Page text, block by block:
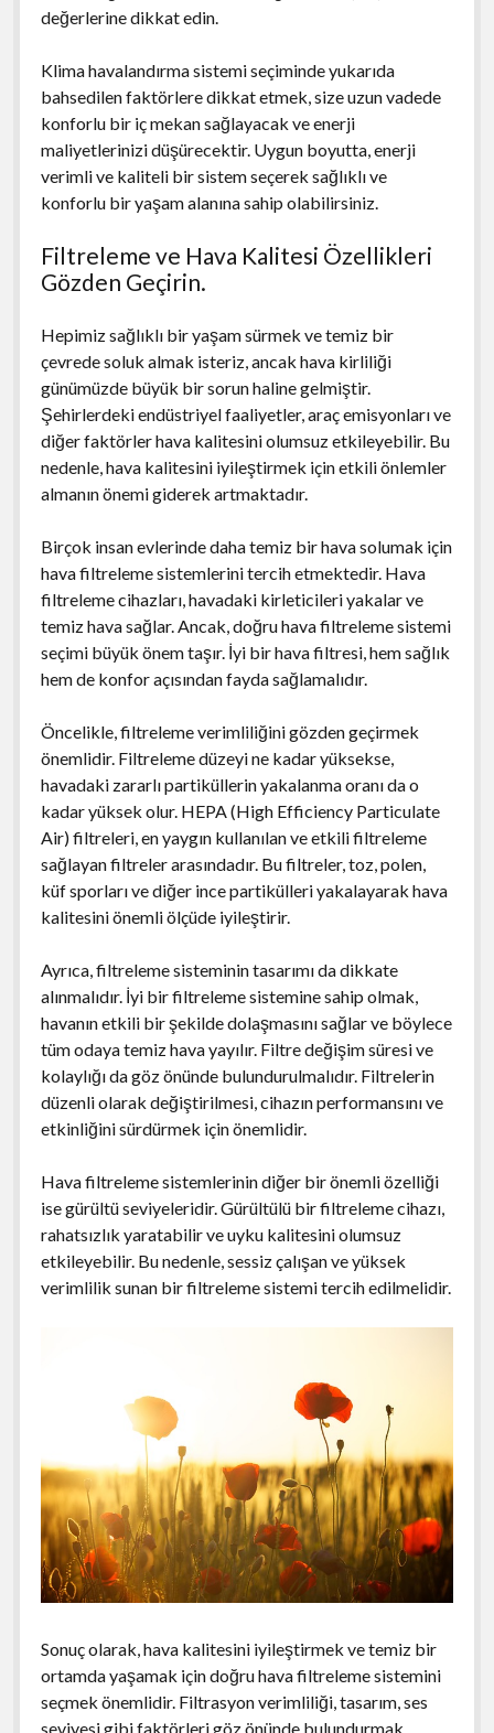
değerlerine dikkat edin.
Klima havalandırma sistemi seçiminde yukarıda
bahsedilen faktörlere dikkat etmek, size uzun vadede
konforlu bir iç mekan sağlayacak ve enerji
maliyetlerinizi düşürecektir. Uygun boyutta, enerji
verimli ve kaliteli bir sistem seçerek sağlıklı ve
konforlu bir yaşam alanına sahip olabilirsiniz.
Filtreleme ve Hava Kalitesi Özellikleri
Gözden Geçirin.
Hepimiz sağlıklı bir yaşam sürmek ve temiz bir
çevrede soluk almak isteriz, ancak hava kirliliği
günümüzde büyük bir sorun haline gelmiştir.
Şehirlerdeki endüstriyel faaliyetler, araç emisyonları ve
diğer faktörler hava kalitesini olumsuz etkileyebilir. Bu
nedenle, hava kalitesini iyileştirmek için etkili önlemler
almanın önemi giderek artmaktadır.
Birçok insan evlerinde daha temiz bir hava solumak için
hava filtreleme sistemlerini tercih etmektedir. Hava
filtreleme cihazları, havadaki kirleticileri yakalar ve
temiz hava sağlar. Ancak, doğru hava filtreleme sistemi
seçimi büyük önem taşır. İyi bir hava filtresi, hem sağlık
hem de konfor açısından fayda sağlamalıdır.
Öncelikle, filtreleme verimliliğini gözden geçirmek
önemlidir. Filtreleme düzeyi ne kadar yüksekse,
havadaki zararlı partiküllerin yakalanma oranı da o
kadar yüksek olur. HEPA (High Efficiency Particulate
Air) filtreleri, en yaygın kullanılan ve etkili filtreleme
sağlayan filtreler arasındadır. Bu filtreler, toz, polen,
küf sporları ve diğer ince partikülleri yakalayarak hava
kalitesini önemli ölçüde iyileştirir.
Ayrıca, filtreleme sisteminin tasarımı da dikkate
alınmalıdır. İyi bir filtreleme sistemine sahip olmak,
havanın etkili bir şekilde dolaşmasını sağlar ve böylece
tüm odaya temiz hava yayılır. Filtre değişim süresi ve
kolaylığı da göz önünde bulundurulmalıdır. Filtrelerin
düzenli olarak değiştirilmesi, cihazın performansını ve
etkinliğini sürdürmek için önemlidir.
Hava filtreleme sistemlerinin diğer bir önemli özelliği
ise gürültü seviyeleridir. Gürültülü bir filtreleme cihazı,
rahatsızlık yaratabilir ve uyku kalitesini olumsuz
etkileyebilir. Bu nedenle, sessiz çalışan ve yüksek
verimlilik sunan bir filtreleme sistemi tercih edilmelidir.
Sonuç olarak, hava kalitesini iyileştirmek ve temiz bir
ortamda yaşamak için doğru hava filtreleme sistemini
seçmek önemlidir. Filtrasyon verimliliği, tasarım, ses
seviyesi gibi faktörleri göz önünde bulundurmak,